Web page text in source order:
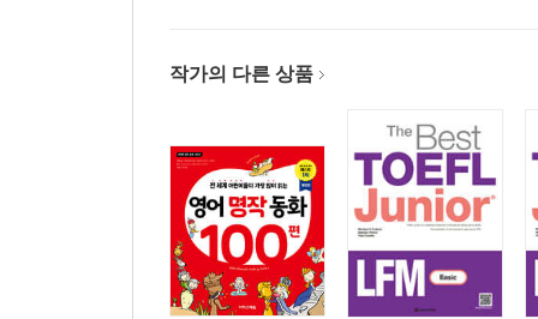
작가의 다른 상품